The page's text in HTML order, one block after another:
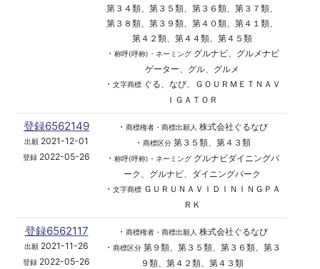
第３４類、第３５類、第３６類、第３７類、
第３８類、第３９類、第４０類、第４１類、
第４２類、第４４類、第４５類
・ 称呼(呼称)・ネーミンググルナビ、グルメナビ
ゲーター、グル、グルメ
・ 文字商標ぐる、なび、ＧＯＵＲＭＥＴＮＡＶ
ＩＧＡＴＯＲ
登録6562149
出願 2021-12-01
登録 2022-05-26
・ 商標権者・商標出願人 株式会社ぐるなび
・ 商標区分第３５類、第４３類
・ 称呼(呼称)・ネーミンググルナビダイニングパ
ーク、グルナビ、ダイニングパーク
・ 文字商標ＧＵＲＵＮＡＶＩＤＩＮＩＮＧＰＡ
ＲＫ
登録6562117
出願 2021-11-26
登録 2022-05-26
・ 商標権者・商標出願人 株式会社ぐるなび
・ 商標区分第９類、第３５類、第３６類、第３
９類、第４２類、第４３類